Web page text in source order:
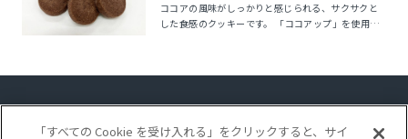
ココアの風味がしっかりと感じられる、サクサクと
した食感のクッキーです。 「ココアップ」を使用す
「すべての Cookie を受け入れる」をクリックすると、サイ